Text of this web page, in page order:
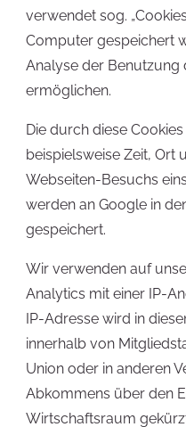
verwendet sog.
Computer gespeichert
Analyse der Benutzung
ermöglichen.
Die durch diese
beispielsweise Zeit, Ort
Webseiten-Besuchs
werden an Google in
gespeichert.
Wir verwenden auf
Analytics mit einer IP-
IP-Adresse wird in
innerhalb von
Union oder in anderen
Abkommens über den
Wirtschaftsraum